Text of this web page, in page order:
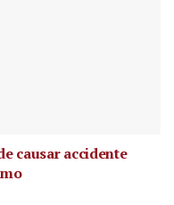
causar accidente